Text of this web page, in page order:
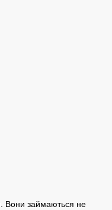
Вони займаються не